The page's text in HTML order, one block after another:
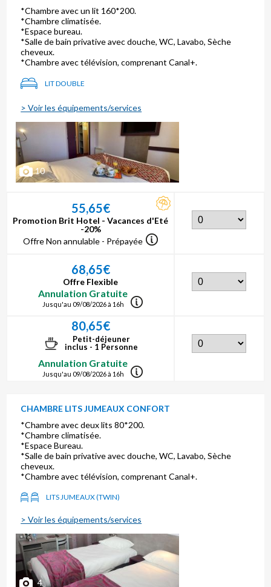
*Chambre avec un lit 160*200.
*Chambre climatisée.
*Espace bureau.
*Salle de bain privative avec douche, WC, Lavabo, Sèche
cheveux.
*Chambre avec télévision, comprenant Canal+.
LIT DOUBLE
> Voir les équipements/services
10
55,65€
Promotion Brit Hotel - Vacances d'Eté
-20%
Offre Non annulable - Prépayée
68,65€
Offre Flexible
Annulation Gratuite
Jusqu'au 09/08/2026 à 16h
80,65€
Petit-déjeuner
inclus - 1 Personne
Annulation Gratuite
Jusqu'au 09/08/2026 à 16h
CHAMBRE LITS JUMEAUX CONFORT
*Chambre avec deux lits 80*200.
*Chambre climatisée.
*Espace Bureau.
*Salle de bain privative avec douche, WC, Lavabo, Sèche
cheveux.
*Chambre avec télévision, comprenant Canal+.
LITS JUMEAUX (TWIN)
> Voir les équipements/services
4